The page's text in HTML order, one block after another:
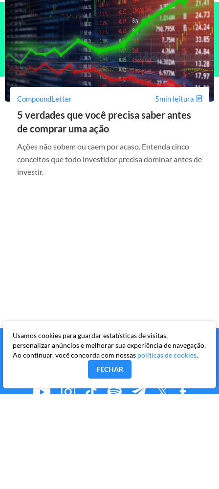
CompoundLetter 5min leitura
5 verdades que você precisa saber antes
de comprar uma ação
Ações não sobem ou caem por acaso. Entenda cinco
conceitos que todo investidor precisa dominar antes de
investir.
Usamos cookies para guardar estatísticas de visitas,
personalizar anúncios e melhorar sua experiência de navegação.
Ao continuar, você concorda com nossas políticas de cookies.
FECHAR